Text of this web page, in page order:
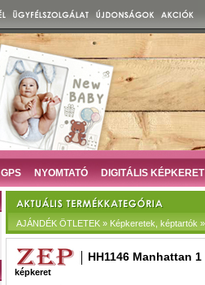
GPS NYOMTATÓ DIGITÁLIS KÉPKERET
AJÁNDÉK ÖTLETEK » Képkeretek, képtartók
HH1146 Manhattan 1
képkeret